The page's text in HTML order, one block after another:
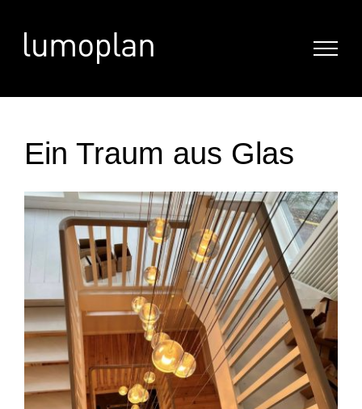
content
Ein Traum aus Glas